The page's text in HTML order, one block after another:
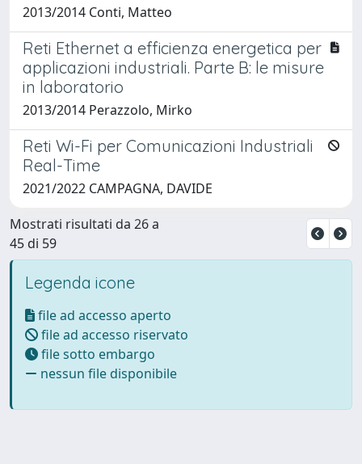
2013/2014 Conti, Matteo
Reti Ethernet a efficienza energetica per
applicazioni industriali. Parte B: le misure
in laboratorio
2013/2014 Perazzolo, Mirko
Reti Wi-Fi per Comunicazioni Industriali
Real-Time
2021/2022 CAMPAGNA, DAVIDE
Mostrati risultati da 26 a
45 di 59
Legenda icone
file ad accesso aperto
file ad accesso riservato
file sotto embargo
nessun file disponibile